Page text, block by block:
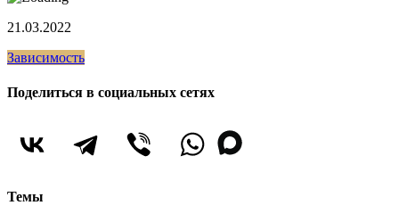
21.03.2022
Зависимость
Поделиться в социальных сетях
Темы